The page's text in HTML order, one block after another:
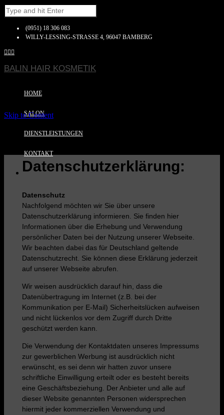
(0951) 18 306 083
WILLY-LESSING-STRASSE 4, 96047 BAMBERG

BALIN HAIR KOSMETIK
HOME
SALON
DIENSTLEISTUNGEN
KONTAKT
Skip to Content
Datenschutzerklärung:
Datenschutz
Nachfolgend möchten wir Sie über unsere
Datenschutzerklärung informieren. Sie finden hier
Informationen über die Erhebung und Verwendung
persönlicher Daten bei der Nutzung unserer Webseite.
Wir beachten dabei das für Deutschland geltende
Datenschutzrecht. Sie können diese Erklärung jederzeit
auf unserer Webseite abrufen.
Wir weisen ausdrücklich darauf hin, dass die
Datenübertragung im Internet (z.B. bei der
Kommunikation per E-Mail) Sicherheitslücken aufweisen
und nicht lückenlos vor dem Zugriff durch Dritte
geschützt werden kann.
Die Verwendung der Kontaktdaten unseres Impressums
zur gewerblichen Werbung ist ausdrücklich nicht
erwünscht, es sei denn wir hatten zuvor unsere
schriftliche Einwilligung erteilt oder es besteht bereits
eine Geschäftsbeziehung. Der Anbieter und alle auf
dieser Website genannten Personen widersprechen
hiermit jeder kommerziellen Verwendung und